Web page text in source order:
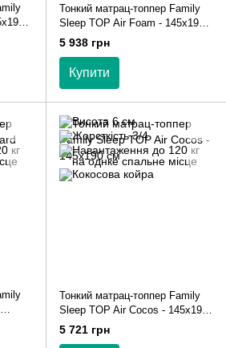
Тонкий матрац-топпер Family
Sleep TOP Air Foam - 145х190
см
5 938 грн
Купити
Тонкий матрац-топпер Family
Sleep TOP Air Cocos - 145х190
см
5 721 грн